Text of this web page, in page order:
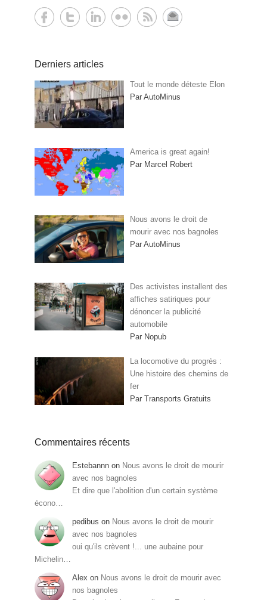
Derniers articles
Tout le monde déteste Elon
Par AutoMinus
America is great again!
Par Marcel Robert
Nous avons le droit de
mourir avec nos bagnoles
Par AutoMinus
Des activistes installent des
affiches satiriques pour
dénoncer la publicité
automobile
Par Nopub
La locomotive du progrès :
Une histoire des chemins de
fer
Par Transports Gratuits
Commentaires récents
Estebannn on Nous avons le droit de mourir
avec nos bagnoles
Et dire que l'abolition d'un certain système
écono…
pedibus on Nous avons le droit de mourir
avec nos bagnoles
oui qu'ils crèvent !... une aubaine pour
Michelin…
Alex on Nous avons le droit de mourir avec
nos bagnoles